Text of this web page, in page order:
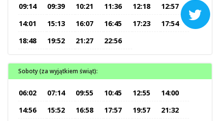

Centrum Obsługi Klienta
09:14
09:39 10:21 11:36 12:18
12:57
14:01
15:13 16:07 16:45 17:23
17:54
18:48
19:52 21:27 22:56
Soboty (za wyjątkiem świąt):
06:02 07:14 09:55 10:45 12:55
14:00
14:56
15:52 16:58 17:57 19:57
21:32